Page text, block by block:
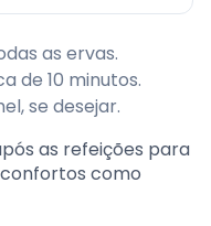
as ervas.
de 10 minutos.
se desejar.
as refeições para
como